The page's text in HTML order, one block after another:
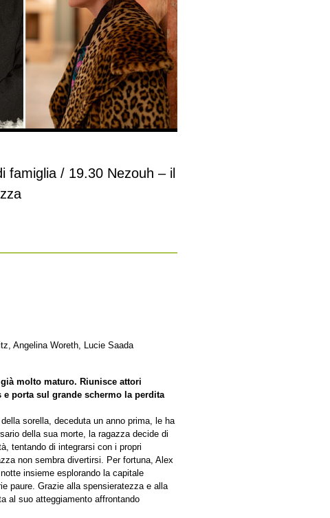
famiglia / 19.30 Nezouh – il
Angelina Woreth, Lucie Saada
molto maturo. Riunisce attori
porta sul grande schermo la perdita
sorella, deceduta un anno prima, le ha
della sua morte, la ragazza decide di
tentando di integrarsi con i propri
non sembra divertirsi. Per fortuna, Alex
insieme esplorando la capitale
paure. Grazie alla spensieratezza e alla
al suo atteggiamento affrontando